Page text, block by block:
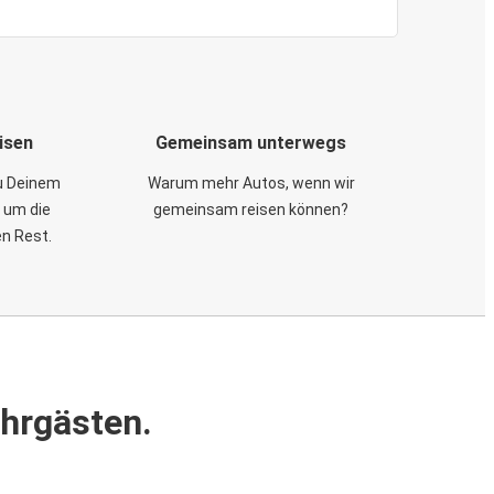
Deinem
die
Rest.
Gemeinsam unterwegs
Warum mehr Autos, wenn wir
gemeinsam reisen können?